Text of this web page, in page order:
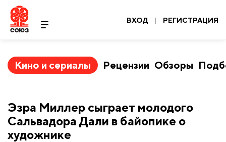
ВХОД | РЕГИСТРАЦИЯ
Кино и сериалы Рецензии Обзоры
Эзра Миллер сыграет молодого
Сальвадора Дали в байопике о
художнике